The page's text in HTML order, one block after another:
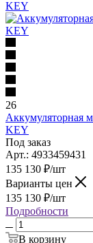
26
Аккумуляторная
KEY
Под заказ
Арт.: 4933459431
135 130 ₽/шт
Варианты цен
135 130 ₽/шт
Подробности
В корзину